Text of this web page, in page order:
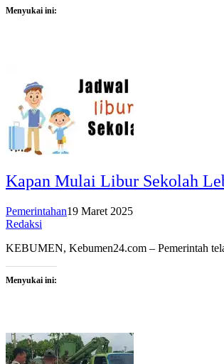
Menyukai ini:
Kapan Mulai Libur Sekolah
Pemerintahan19 Maret 2025
Redaksi
KEBUMEN, Kebumen24.com – Pemerintah
Menyukai ini: